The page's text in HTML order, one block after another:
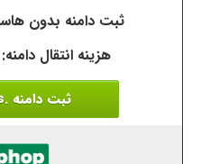
ثبت دامنه .gifts ارزان